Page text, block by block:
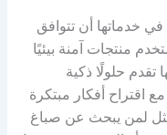
خدماتها أن تتوافق
منتجات آمنة بيئيًا
تقدم حلولًا ذكية
اقتراح أفكار مبتكرة
لمن يبحث عن صباغ